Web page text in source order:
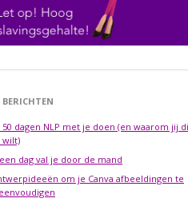
BERICHTEN
50 dagen NLP met je doen (en waarom jij
wilt)
dag val je door de mand
om je Canva afbeeldingen te